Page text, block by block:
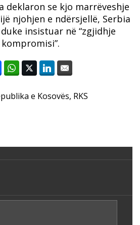
deklaron se kjo marrëveshje
njohjen e ndërsjellë, Serbia
insistuar në “zgjidhje
kompromisi”.
e Kosovës, RKS